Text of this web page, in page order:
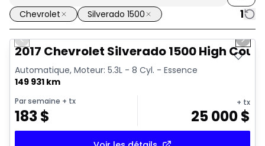
Chevrolet Silverado 1500 1
Vidéo disponible
Très bonne offre
Previous slide Next
2017 Chevrolet Silverado 1500 High
Automatique, Moteur: 5.3L - 8 Cyl. - Essence
149 931 km
Par semaine + tx
183$
+ tx
25 000$